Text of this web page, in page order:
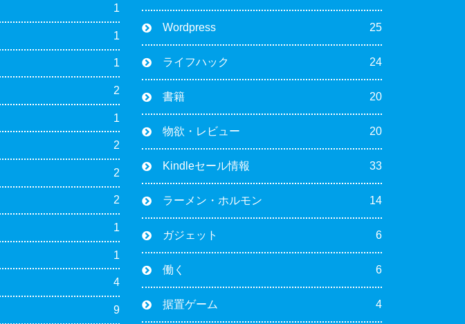
1
1
1
2
1
2
2
2
1
1
4
9
Wordpress 25
ライフハック 24
書籍 20
物欲・レビュー 20
Kindleセール情報 33
ラーメン・ホルモン 14
ガジェット 6
働く 6
据置ゲーム 4